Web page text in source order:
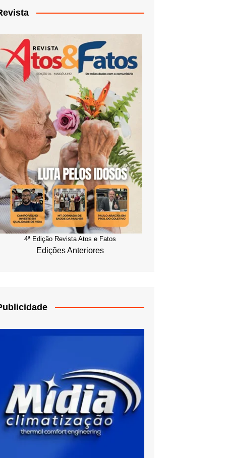
4ª Edição Revista Atos e Fatos
Edições Anteriores